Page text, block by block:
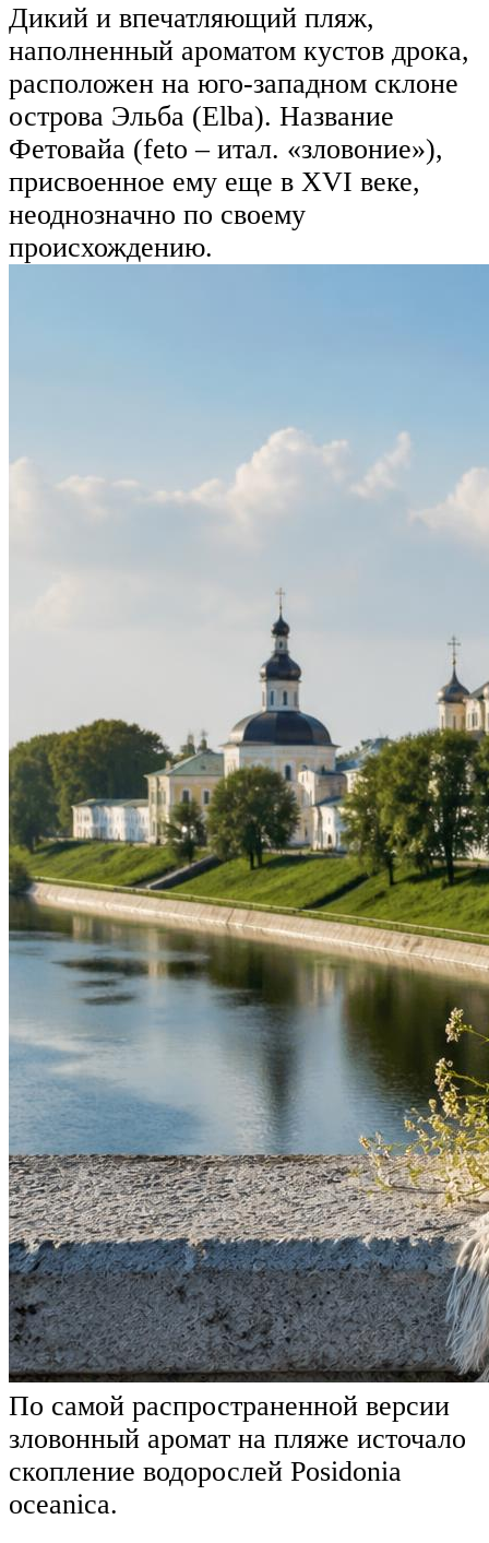
Дикий и впечатляющий пляж,
наполненный ароматом кустов дрока,
расположен на юго-западном склоне
острова Эльба (Elba). Название
Фетовайа (feto – итал. «зловоние»),
присвоенное ему еще в XVI веке,
неоднозначно по своему
происхождению.
По самой распространенной версии
зловонный аромат на пляже источало
скопление водорослей Posidonia
oceanica.